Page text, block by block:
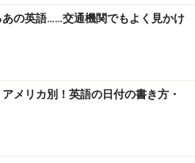
の英語……交通機関でもよく見かけ
メリカ別！英語の日付の書き方・